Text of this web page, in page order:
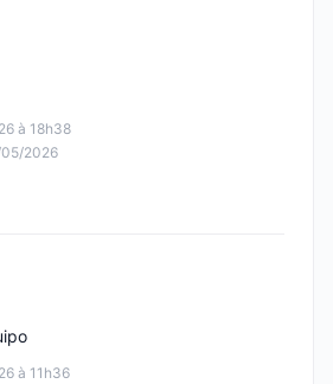
à 18h38
05/2026
à 11h36